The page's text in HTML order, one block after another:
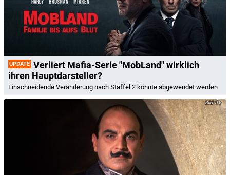
UPDATE Verliert Mafia-Serie "MobLand" wirklich
ihren Hauptdarsteller?
Einschneidende Veränderung nach Staffel 2 könnte abgewendet werden
ITV